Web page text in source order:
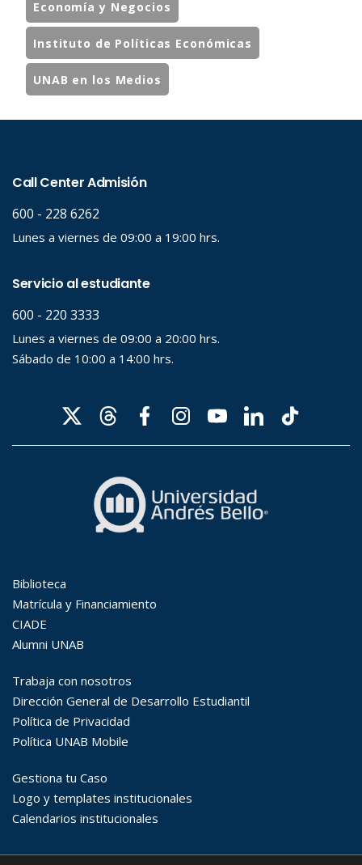
Economía y Negocios
Instituto de Políticas Económicas
UNAB en los Medios